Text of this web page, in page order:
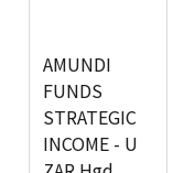
AMUNDI
FUNDS
STRATEGIC
INCOME - U